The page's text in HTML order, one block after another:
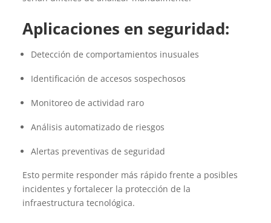
Aplicaciones en seguridad:
Detección de comportamientos inusuales
Identificación de accesos sospechosos
Monitoreo de actividad raro
Análisis automatizado de riesgos
Alertas preventivas de seguridad
Esto permite responder más rápido frente a posibles
incidentes y fortalecer la protección de la
infraestructura tecnológica.